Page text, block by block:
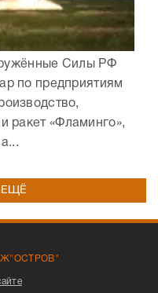
Силы РФ
по предприятиям
ракет «Фламинго»,
ЕЩЁ